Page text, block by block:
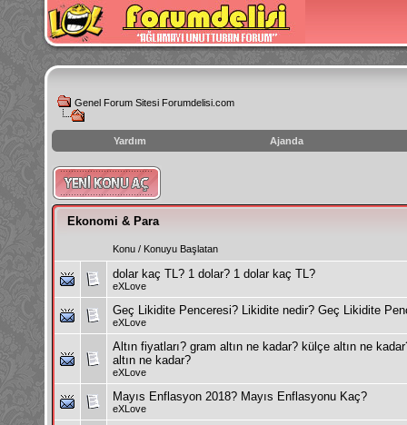
Genel Forum Sitesi Forumdelisi.com
Yardım Ajanda
instagram
izlenme
hilesi
Ekonomi & Para
Konu / Konuyu Başlatan
dolar kaç TL? 1 dolar? 1 dolar kaç TL?
eXLove
Geç Likidite Penceresi? Likidite nedir? Geç Likidite
eXLove
Altın fiyatları? gram altın ne kadar? külçe altın ne
altın ne kadar?
eXLove
Mayıs Enflasyon 2018? Mayıs Enflasyonu Kaç?
eXLove